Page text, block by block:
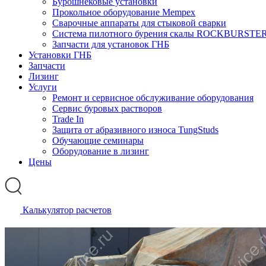
Прокольное оборудование Mempex
Сварочные аппараты для стыковой сварки
Система пилотного бурения скалы
Запчасти для установок ГНБ
Установки ГНБ
Запчасти
Лизинг
Услуги
Ремонт и сервисное обслуживание оборудования
Сервис буровых растворов
Trade In
Защита от абразивного износа TungStuds
Обучающие семинары
Оборудование в лизинг
Цены
Калькулятор расчетов